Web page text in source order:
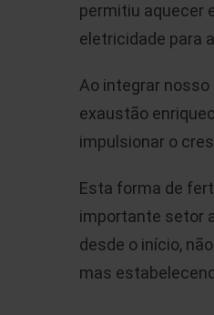
permitiu aquecer
eletricidade para
Ao integrar nosso
exaustão
impulsionar o
Esta forma de
importante setor
desde o início,
mas